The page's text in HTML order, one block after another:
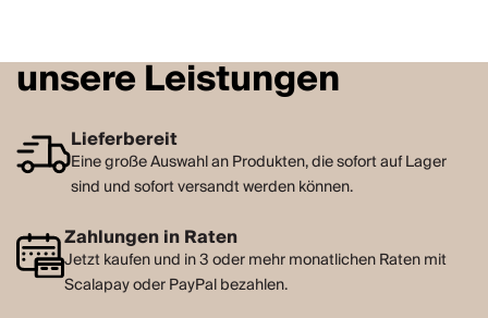
unsere Leistungen
Lieferbereit
Eine große Auswahl an Produkten, die sofort auf Lager
sind und sofort versandt werden können.
Zahlungen in Raten
Jetzt kaufen und in 3 oder mehr monatlichen Raten mit
Scalapay oder PayPal bezahlen.